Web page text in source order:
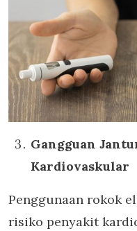
Gangguan
Kardiovaskular
Penggunaan rokok
risiko penyakit